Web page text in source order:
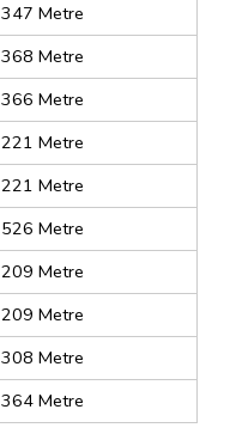
347 Metre
368 Metre
366 Metre
221 Metre
221 Metre
526 Metre
209 Metre
209 Metre
308 Metre
364 Metre